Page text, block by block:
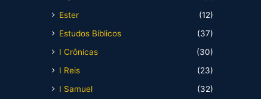
Ester
(12)
Estudos Bíblicos
(37)
I Crônicas
(30)
I Reis
(23)
I Samuel
(32)